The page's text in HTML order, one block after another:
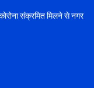
संक्रमित मिलने से नगर